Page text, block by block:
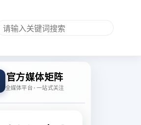
官方媒体矩阵
全媒体平台 · 一站式关注